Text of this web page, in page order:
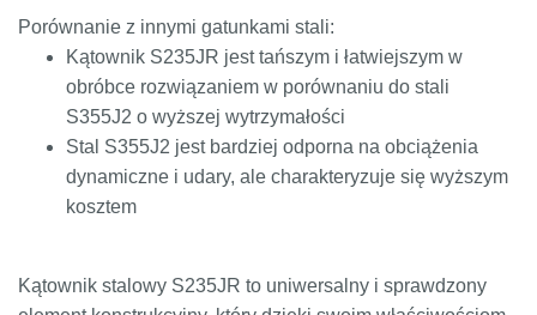
Porównanie z innymi gatunkami stali:
Kątownik S235JR jest tańszym i łatwiejszym w
obróbce rozwiązaniem w porównaniu do stali
S355J2 o wyższej wytrzymałości
Stal S355J2 jest bardziej odporna na obciążenia
dynamiczne i udary, ale charakteryzuje się wyższym
kosztem
Kątownik stalowy S235JR to uniwersalny i sprawdzony